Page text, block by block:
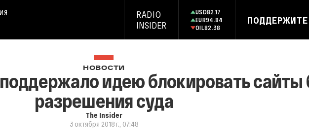
RADIO
INSIDER
USD82.17
EUR94.84
OIL82.38
ПОДДЕРЖИТЕ
НОВОСТИ
идею блокировать сайты
разрешения суда
The Insider
3 октября 2018 г., 07:48